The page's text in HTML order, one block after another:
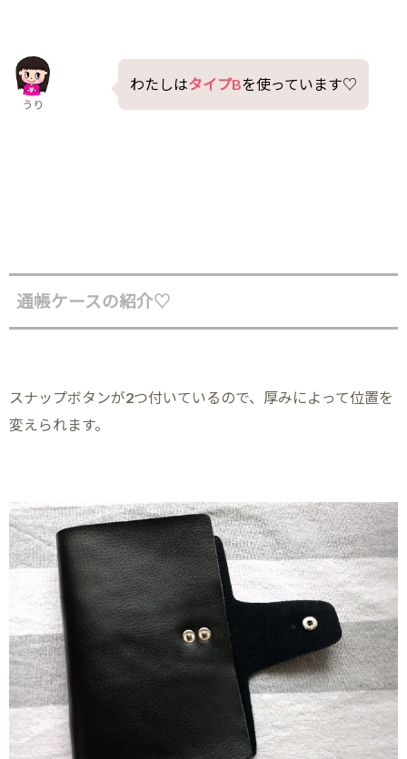
わたしはタイプBを使っています♡
うり
通帳ケースの紹介♡
スナップボタンが2つ付いているので、厚みによって位置を
変えられます。